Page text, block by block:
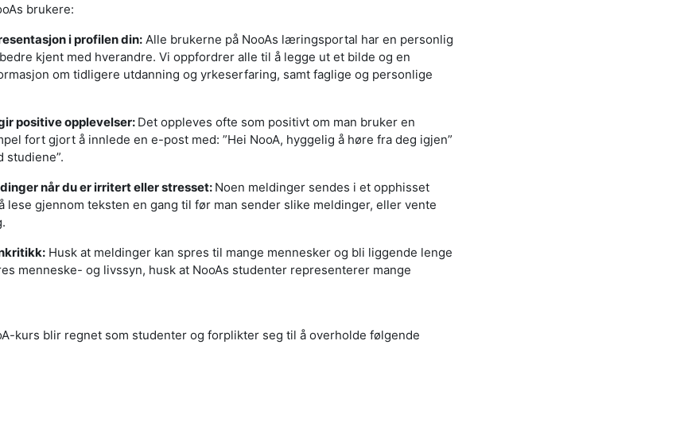
brukere:
i profilen din: Alle brukerne på NooAs læringsportal har en personlig
kjent med hverandre. Vi oppfordrer alle til å legge ut et bilde og en
om tidligere utdanning og yrkeserfaring, samt faglige og personlige
positive opplevelser: Det oppleves ofte som positivt om man bruker en
fort gjort å innlede en e-post med: ”Hei NooA, hyggelig å høre fra deg igjen”
studiene”.
når du er irritert eller stresset: Noen meldinger sendes i et opphisset
lese gjennom teksten en gang til før man sender slike meldinger, eller vente
Husk at meldinger kan spres til mange mennesker og bli liggende lenge
menneske- og livssyn, husk at NooAs studenter representerer mange
kurs blir regnet som studenter og forplikter seg til å overholde følgende